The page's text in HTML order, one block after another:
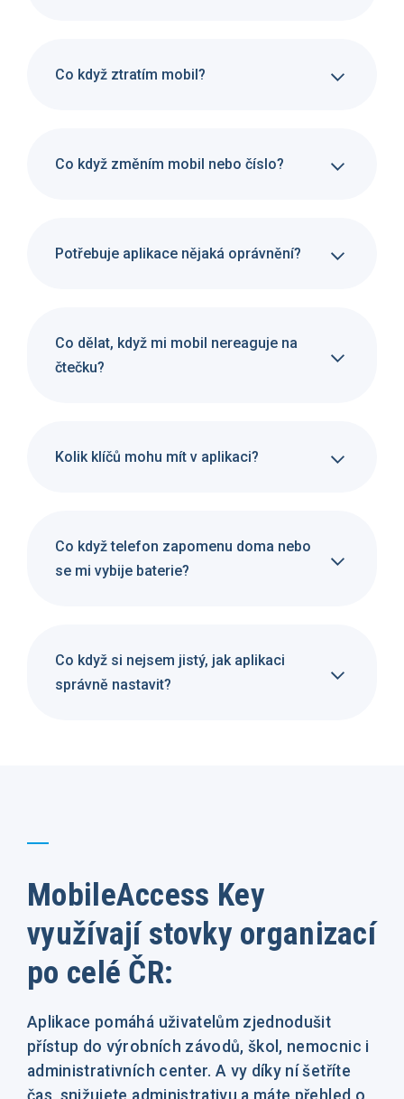
Co když ztratím mobil?
Co když změním mobil nebo číslo?
Potřebuje aplikace nějaká oprávnění?
Co dělat, když mi mobil nereaguje na
čtečku?
Kolik klíčů mohu mít v aplikaci?
Co když telefon zapomenu doma nebo
se mi vybije baterie?
Co když si nejsem jistý, jak aplikaci
správně nastavit?
MobileAccess Key
využívají stovky organizací
po celé ČR:
Aplikace pomáhá uživatelům zjednodušit
přístup do výrobních závodů, škol, nemocnic i
administrativních center. A vy díky ní šetříte